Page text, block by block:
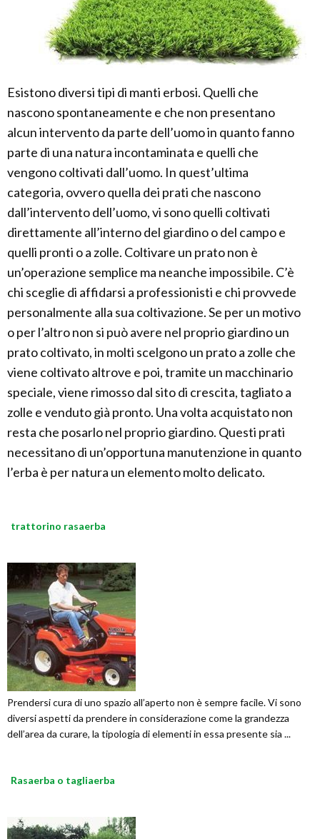
Esistono diversi tipi di manti erbosi. Quelli che
nascono spontaneamente e che non presentano
alcun intervento da parte dell’uomo in quanto fanno
parte di una natura incontaminata e quelli che
vengono coltivati dall’uomo. In quest’ultima
categoria, ovvero quella dei prati che nascono
dall’intervento dell’uomo, vi sono quelli coltivati
direttamente all’interno del giardino o del campo e
quelli pronti o a zolle. Coltivare un prato non è
un’operazione semplice ma neanche impossibile. C’è
chi sceglie di affidarsi a professionisti e chi provvede
personalmente alla sua coltivazione. Se per un motivo
o per l’altro non si può avere nel proprio giardino un
prato coltivato, in molti scelgono un prato a zolle che
viene coltivato altrove e poi, tramite un macchinario
speciale, viene rimosso dal sito di crescita, tagliato a
zolle e venduto già pronto. Una volta acquistato non
resta che posarlo nel proprio giardino. Questi prati
necessitano di un’opportuna manutenzione in quanto
l’erba è per natura un elemento molto delicato.
trattorino rasaerba
Prendersi cura di uno spazio all’aperto non è sempre facile. Vi sono
diversi aspetti da prendere in considerazione come la grandezza
dell’area da curare, la tipologia di elementi in essa presente sia ...
Rasaerba o tagliaerba